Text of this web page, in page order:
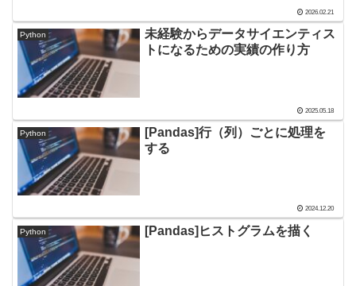
2026.02.21
Python
未経験からデータサイエンティス
トになるための実績の作り方
2025.05.18
Python
[Pandas]行（列）ごとに処理を
する
2024.12.20
Python [Pandas]ヒストグラムを描く